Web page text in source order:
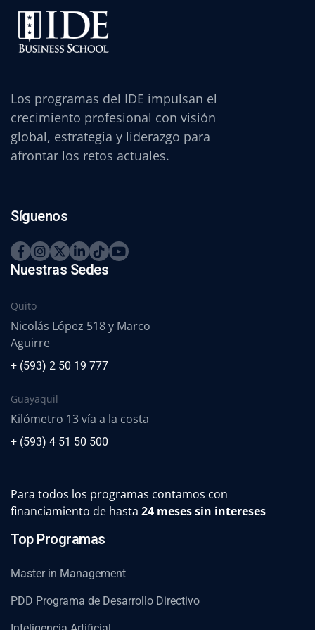
Los programas del IDE impulsan el
crecimiento profesional con visión
global, estrategia y liderazgo para
afrontar los retos actuales.
Síguenos
Nuestras Sedes
Quito
Nicolás López 518 y Marco
Aguirre
+ (593) 2 50 19 777
Guayaquil
Kilómetro 13 vía a la costa
+ (593) 4 51 50 500
Para todos los programas contamos con
financiamiento de hasta 24 meses sin intereses
Top Programas
Master in Management
PDD Programa de Desarrollo Directivo